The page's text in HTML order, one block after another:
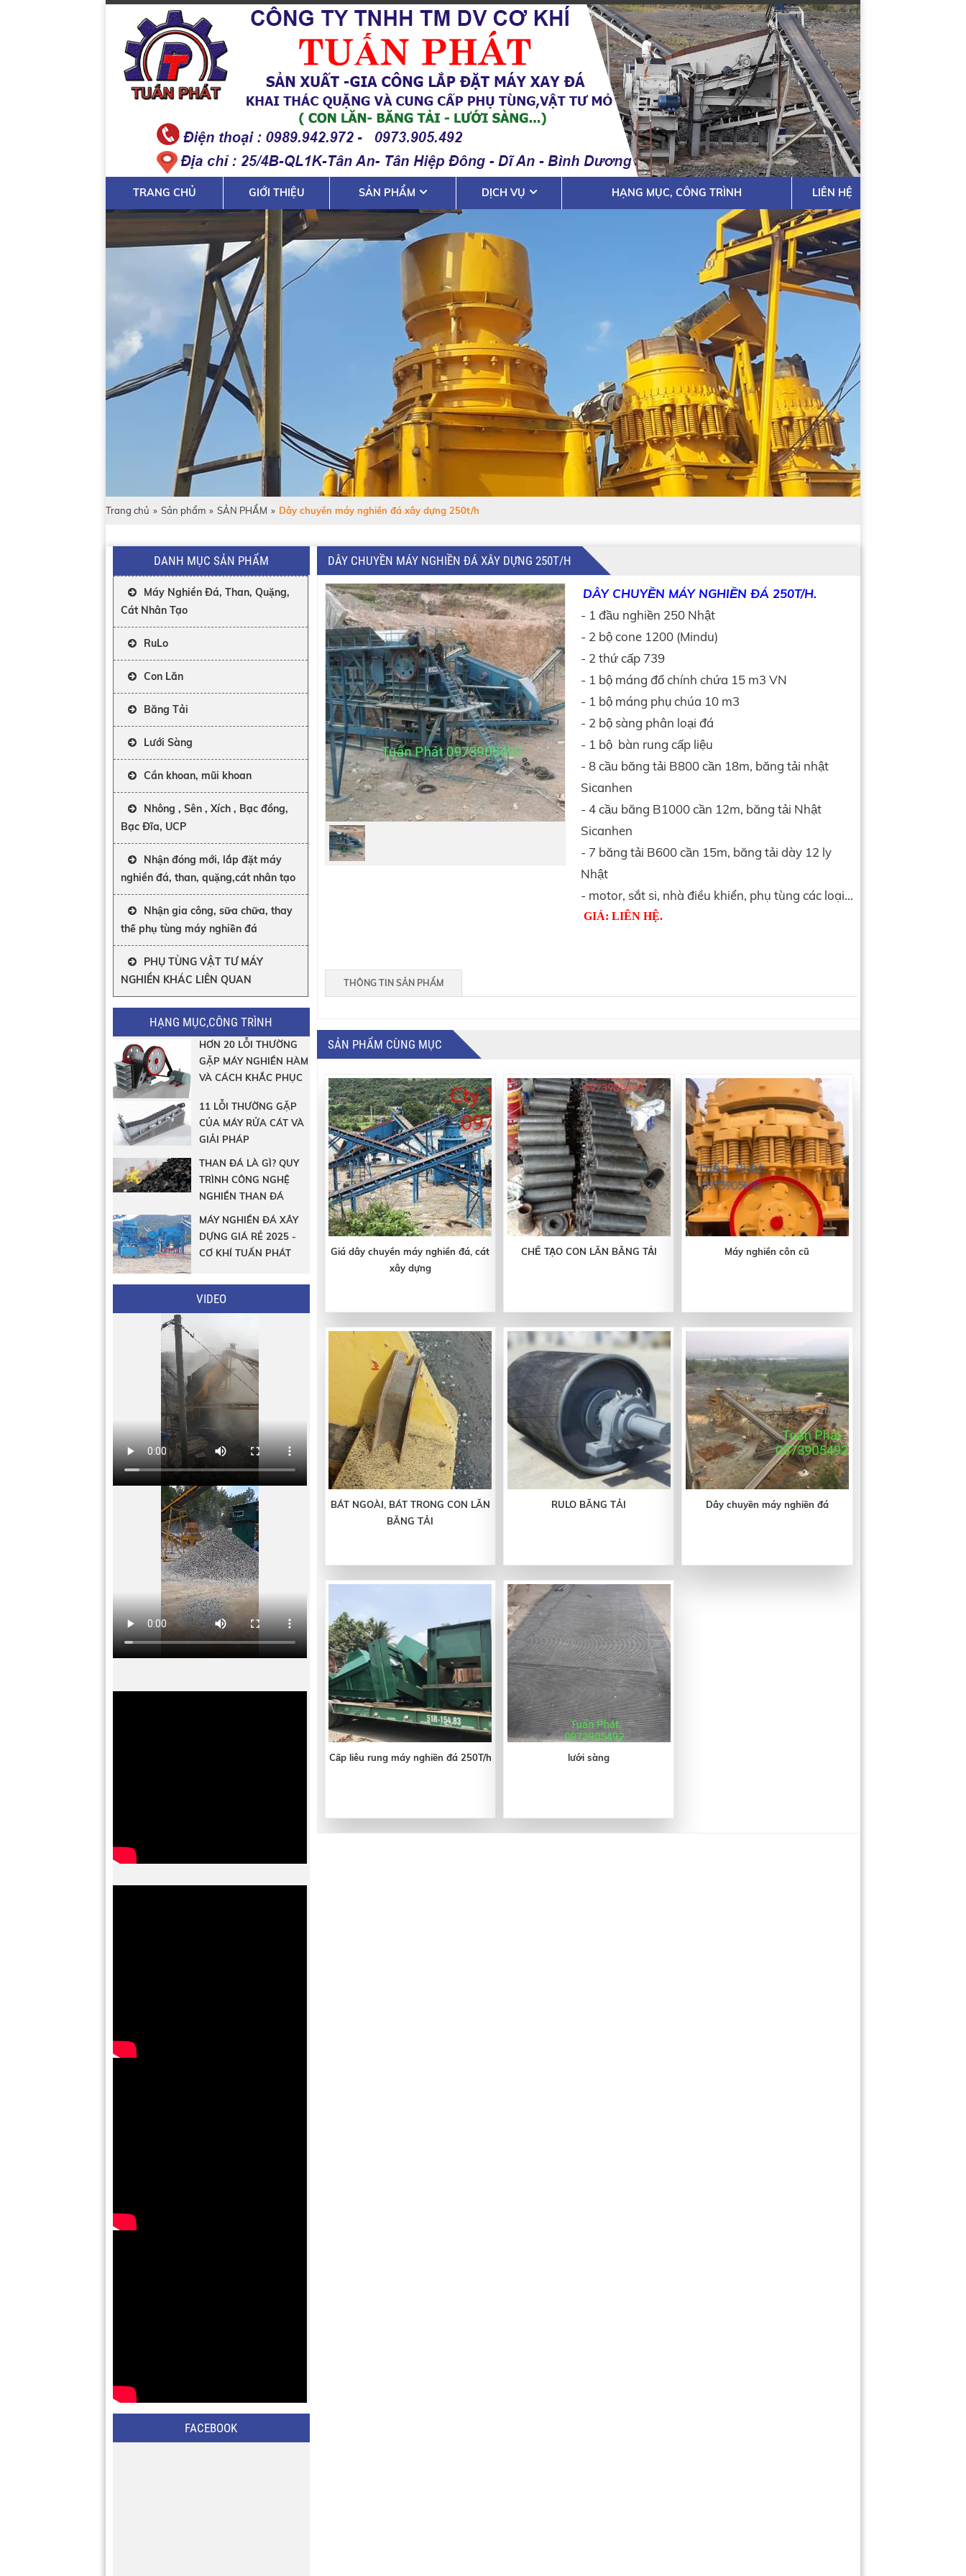
TRANG CHỦ GIỚI THIỆU SẢN PHẨM DỊCH VỤ HẠNG MỤC, CÔNG TRÌNH LIÊN HỆ
Trang chủ » Sản phẩm » SẢN PHẨM » Dây chuyền máy nghiền đá xây dựng 250t/h
DANH MỤC SẢN PHẨM
Máy Nghiền Đá, Than, Quặng,
Cát Nhân Tạo
RuLo
Con Lăn
Băng Tải
Lưới Sàng
Cần khoan, mũi khoan
Nhông , Sên , Xích , Bạc đồng,
Bạc Đĩa, UCP
Nhận đóng mới, lắp đặt máy
nghiền đá, than, quặng,cát nhân tạo
Nhận gia công, sữa chữa, thay
thế phụ tùng máy nghiền đá
PHỤ TÙNG VẬT TƯ MÁY
NGHIỀN KHÁC LIÊN QUAN
HẠNG MỤC,CÔNG TRÌNH
HƠN 20 LỖI THƯỜNG
GẶP MÁY NGHIỀN HÀM
VÀ CÁCH KHẮC PHỤC
11 LỖI THƯỜNG GẶP
CỦA MÁY RỬA CÁT VÀ
GIẢI PHÁP
THAN ĐÁ LÀ GÌ? QUY
TRÌNH CÔNG NGHỆ
NGHIỀN THAN ĐÁ
MÁY NGHIỀN ĐÁ XÂY
DỰNG GIÁ RẺ 2025 -
CƠ KHÍ TUẤN PHÁT
VIDEO
FACEBOOK
DÂY CHUYỀN MÁY NGHIỀN ĐÁ XÂY DỰNG 250T/H
DÂY CHUYỀN MÁY NGHIỀN ĐÁ 250T/H.
- 1 đầu nghiền 250 Nhật
- 2 bộ cone 1200 (Mindu)
- 2 thứ cấp 739
- 1 bộ máng đổ chính chứa 15 m3 VN
- 1 bộ máng phụ chúa 10 m3
- 2 bộ sàng phân loại đá
- 1 bộ bàn rung cấp liệu
- 8 cầu băng tải B800 cần 18m, băng tải nhật
Sicanhen
- 4 cầu băng B1000 cần 12m, băng tải Nhật
Sicanhen
- 7 băng tải B600 cần 15m, băng tải dày 12 ly
Nhật
- motor, sắt si, nhà điều khiển, phụ tùng các loại...
GIÁ: LIÊN HỆ.
THÔNG TIN SẢN PHẨM
SẢN PHẨM CÙNG MỤC
Giá dây chuyền máy nghiền đá, cát
xây dựng
CHẾ TẠO CON LĂN BĂNG TẢI Máy nghiền côn cũ
BÁT NGOÀI, BÁT TRONG CON LĂN
BĂNG TẢI
RULO BĂNG TẢI Dây chuyền máy nghiền đá
Cấp liêu rung máy nghiền đá 250T/h lưới sàng